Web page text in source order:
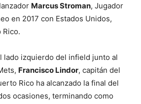
Marcus Stroman, Jugador
en 2017 con Estados Unidos,
Rico.
lado izquierdo del infield junto al
Francisco Lindor, capitán del
Rico ha alcanzado la final del
ocasiones, terminando como